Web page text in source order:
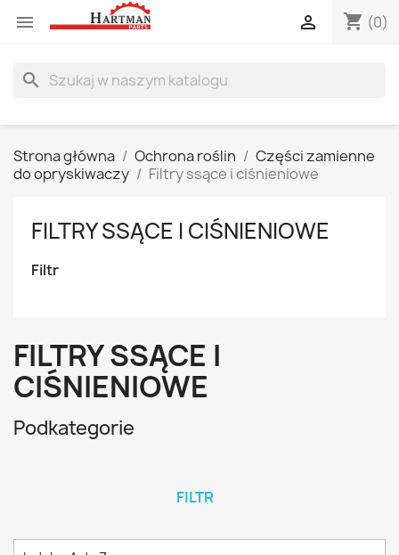
 shopping_cart (0)

search
Strona główna Ochrona roślin
Części zamienne
do opryskiwaczy
Filtry ssące i ciśnieniowe
FILTRY SSĄCE I CIŚNIENIOWE
Filtr
FILTRY SSĄCE I
CIŚNIENIOWE
Podkategorie
FILTR